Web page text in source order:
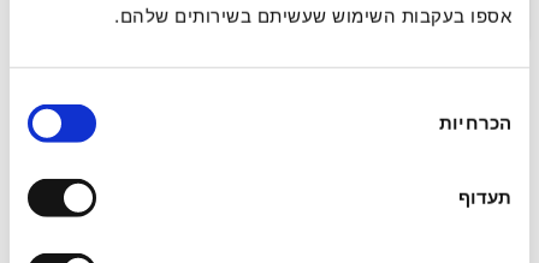
אספו בעקבות השימוש שעשיתם בשירותים שלהם.
הסכמה
הכרחיות
תעדוף
תקציר >
ההשפעה המיטיבה של חוויות פסיכדליות אקוטיות
על רגש ומיינדפולנס בחיי היומיום בשלב